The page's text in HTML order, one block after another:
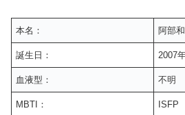
本名： 阿部
誕生日： 2007
血液型： 不明
MBTI： ISFP